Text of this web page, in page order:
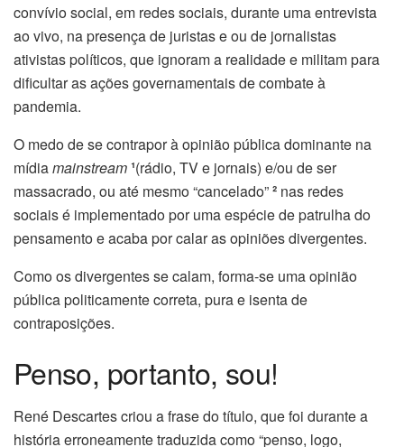
convívio social, em redes sociais, durante uma entrevista
ao vivo, na presença de juristas e ou de jornalistas
ativistas políticos, que ignoram a realidade e militam para
dificultar as ações governamentais de combate à
pandemia.
O medo de se contrapor à opinião pública dominante na
mídiamainstream¹(rádio, TV e jornais) e/ou de ser
massacrado, ou até mesmo “cancelado”² nas redes
sociais é implementado por uma espécie de patrulha do
pensamento e acaba por calar as opiniões divergentes.
Como os divergentes se calam, forma-se uma opinião
pública politicamente correta, pura e isenta de
contraposições.
Penso, portanto, sou!
René Descartes criou a frase do título, que foi durante a
história erroneamente traduzida como “penso, logo,